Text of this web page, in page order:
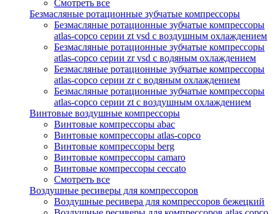
Смотреть все
Безмасляные ротационные зубчатые компрессоры
Безмасляные ротационные зубчатые компрессоры
atlas-copco серии zt vsd с воздушным охлаждением
Безмасляные ротационные зубчатые компрессоры
atlas-copco серии zr vsd с водяным охлаждением
Безмасляные ротационные зубчатые компрессоры
atlas-copco серии zr с водяным охлаждением
Безмасляные ротационные зубчатые компрессоры
atlas-copco серии zt с воздушным охлаждением
Винтовые воздушные компрессоры
Винтовые компрессоры abac
Винтовые компрессоры atlas-copco
Винтовые компрессоры berg
Винтовые компрессоры camaro
Винтовые компрессоры ceccato
Смотреть все
Воздушные ресиверы для компрессоров
Воздушные ресивера для компрессоров бежецкий